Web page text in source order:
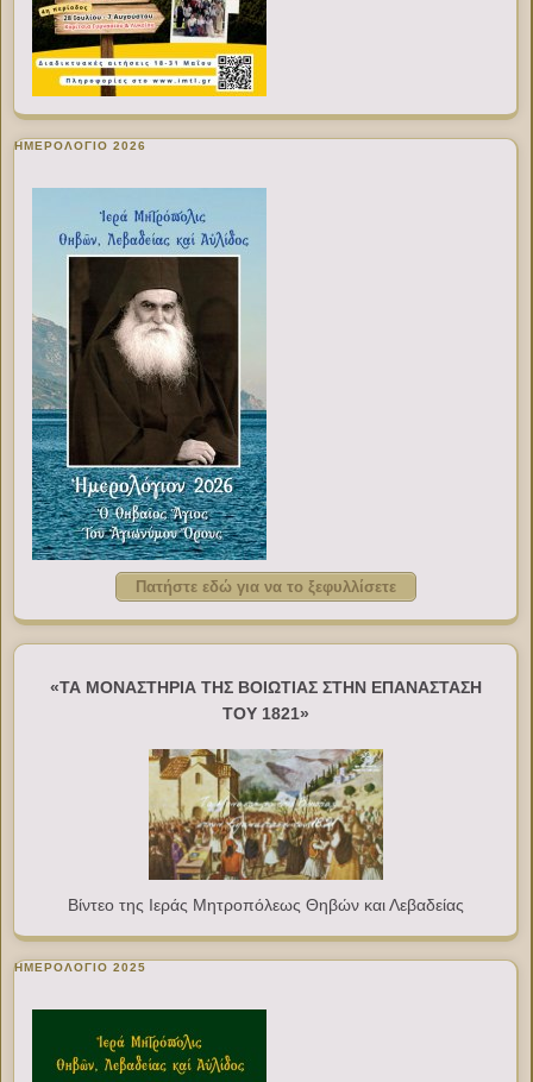
ΗΜΕΡΟΛΟΓΙΟ 2026
Πατήστε εδώ για να το ξεφυλλίσετε
«ΤΑ ΜΟΝΑΣΤΗΡΙΑ ΤΗΣ ΒΟΙΩΤΙΑΣ ΣΤΗΝ ΕΠΑΝΑΣΤΑΣΗ
ΤΟΥ 1821»
Βίντεο της Ιεράς Μητροπόλεως Θηβών και Λεβαδείας
ΗΜΕΡΟΛΟΓΙΟ 2025